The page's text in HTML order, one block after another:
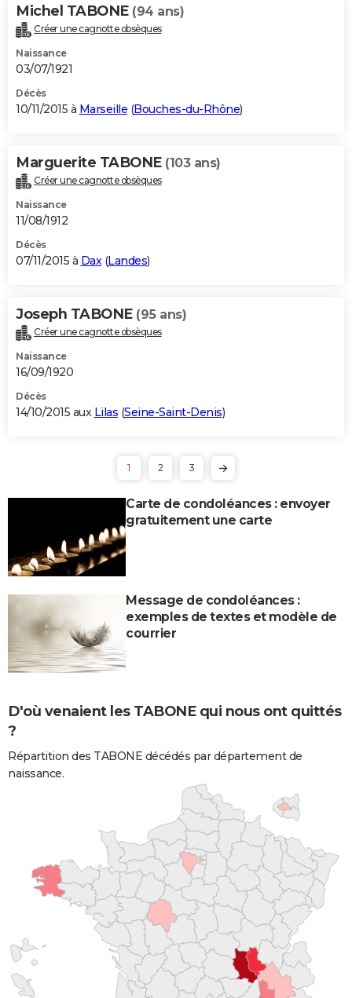
Michel TABONE (94 ans)
Créer une cagnotte obsèques
Naissance
03/07/1921
Décès
10/11/2015 à Marseille (Bouches-du-Rhône)
Marguerite TABONE (103 ans)
Créer une cagnotte obsèques
Naissance
11/08/1912
Décès
07/11/2015 à Dax(Landes)
Joseph TABONE (95 ans)
Créer une cagnotte obsèques
Naissance
16/09/1920
Décès
14/10/2015 aux Lilas (Seine-Saint-Denis)
1 2 3
Carte de condoléances : envoyer
gratuitement une carte
Message de condoléances :
exemples de textes et modèle de
courrier
D'où venaient les TABONE qui nous ont quittés
?
Répartition des TABONE décédés par département de
naissance.